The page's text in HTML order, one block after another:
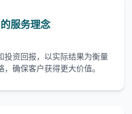
服务理念
投资回报，以实际结果为衡量
确保客户获得更大价值。